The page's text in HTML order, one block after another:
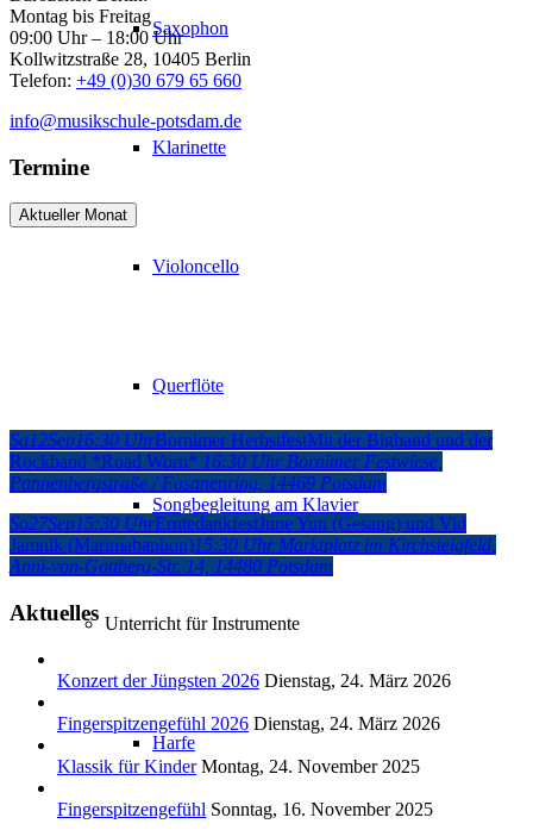
Saxophon
Klarinette
Violoncello
Querflöte
Songbegleitung am Klavier
Unterricht für Instrumente
Harfe
Montag bis Freitag
09:00 Uhr – 18:00 Uhr
Kollwitzstraße 28, 10405 Berlin
Telefon: +49 (0)30 679 65 660
info@musikschule-potsdam.de
Termine
Aktueller Monat
Sa12Sep16:30 UhrBornimer HerbstfestMit der Bigband und der
Rockband *Road Worn* 16:30 Uhr Bornimer Festwiese
Pannenbergstraße / Fasanenring, 14469 Potsdam
So27Sep15:30 UhrErntedankfestJune Yun (Gesang) und Vid
Jamnik (Marimabaphon)15:30 Uhr Marktplatz im Kirchsteigfeld
Anni-von-Gottberg-Str. 14, 14480 Potsdam
Aktuelles
Konzert der Jüngsten 2026 Dienstag, 24. März 2026
Fingerspitzengefühl 2026 Dienstag, 24. März 2026
Klassik für KinderMontag, 24. November 2025
Fingerspitzengefühl Sonntag, 16. November 2025